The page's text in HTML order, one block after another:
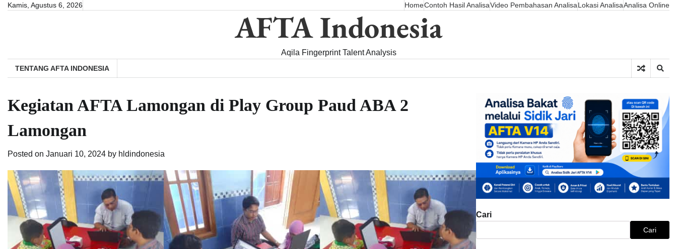
SkipKamis, Agustus 6, 2026 HomeContoh Hasil AnalisaVideo Pembahasan AnalisaLokasi AnalisaAnalisa Online
AFTA Indonesia
Aqila Fingerprint Talent Analysis
TENTANG AFTA INDONESIA
Kegiatan AFTA Lamongan di Play Group Paud ABA 2
Lamongan
Posted on Januari 10, 2024 by hldindonesia
Cari
Cari